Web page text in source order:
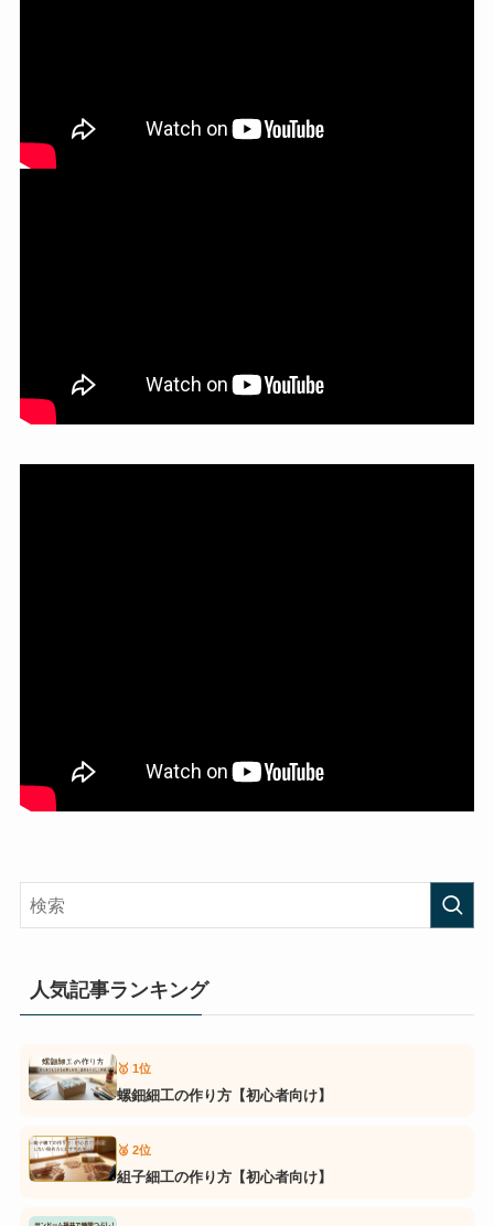
人気記事ランキング
🥇 1位
螺鈿細工の作り方【初心者向け】
🥈 2位
組子細工の作り方【初心者向け】